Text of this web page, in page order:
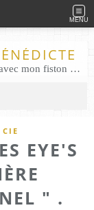
MENU
Des gourmandises sans gluten en solo en duo avec mon fiston . Salé comme Sucré sans gluten éco responsable Les Gourmandises de Bénédicte gâteau produits locaux
EYE'S
" .